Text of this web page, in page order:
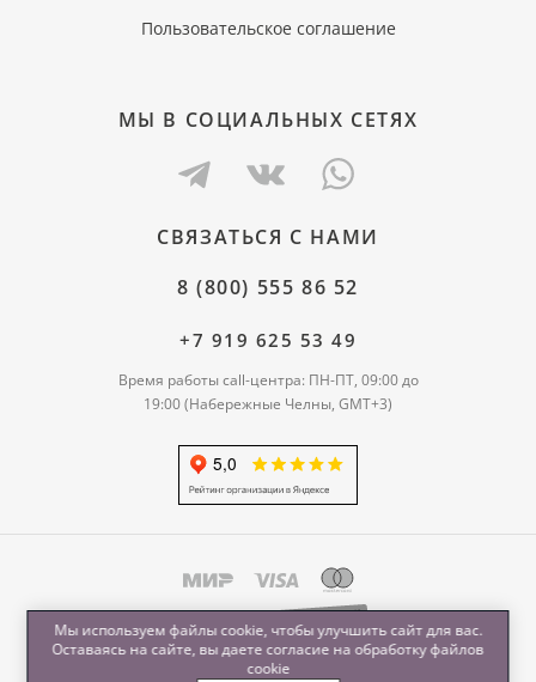
Пользовательское соглашение
МЫ В СОЦИАЛЬНЫХ СЕТЯХ
СВЯЗАТЬСЯ С НАМИ
8 (800) 555 86 52
+7 919 625 53 49
Время работы call-центра: ПН-ПТ, 09:00 до
19:00 (Набережные Челны, GMT+3)
Мы используем файлы cookie, чтобы улучшить сайт для вас.
Оставаясь на сайте, вы даете согласие на обработкуфайлов
cookie